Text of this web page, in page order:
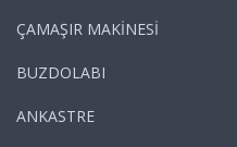
ÇAMAŞIR MAKİNESİ
BUZDOLABI
ANKASTRE